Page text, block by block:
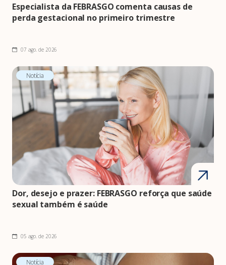
Especialista da FEBRASGO comenta causas de
perda gestacional no primeiro trimestre
07 ago. de 2026
Notícia
Dor, desejo e prazer: FEBRASGO reforça que saúde
sexual também é saúde
05 ago. de 2026
Notícia